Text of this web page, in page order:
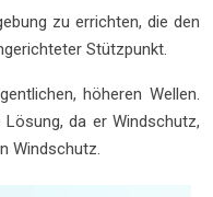
zu errichten, die den
Stützpunkt.
höheren Wellen.
da er Windschutz,
Windschutz.